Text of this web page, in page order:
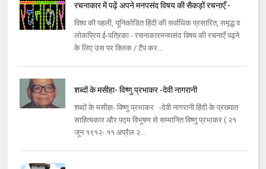
रचनाकार में पढ़ें अपने मनपसंद विषय की सैकड़ों रचनाएँ -
विश्व की पहली, यूनिकोडित हिंदी की सर्वाधिक प्रसारित, समृद्ध व
लोकप्रिय ई-पत्रिका - रचनाकारमनपसंद विषय की रचनाएँ पढ़ने
के लिए उस पर क्लिक / टैप कर...
शब्दों के मसीहा- विष्णु प्रभाकर -देवी नागरानी
शब्दों के मसीहा- विष्णु प्रभाकर -देवी नागरानी हिंदी के प्रख्यात
साहित्यकार और पद्म विभूषण से सम्मानित विष्णु प्रभाकर ( २१
जून १९१२- ११ अप्रैल २...